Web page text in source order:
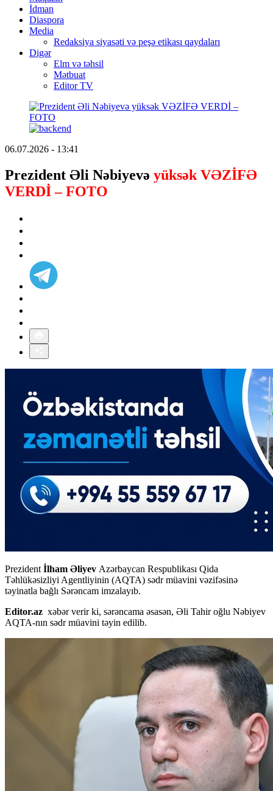
İdman
Diaspora
Media
Redaksiya siyasəti və peşə etikası qaydaları
Digər
Elm və təhsil
Mətbuat
Editor TV
06.07.2026 - 13:41
Prezident Əli Nəbiyevə yüksək VƏZİFƏ
VERDİ – FOTO
Prezident İlham Əliyev Azərbaycan Respublikası Qida
Təhlükəsizliyi Agentliyinin (AQTA) sədr müavini vəzifəsinə
təyinatla bağlı Sərəncam imzalayıb.
Editor.az xəbər verir ki, sərəncama əsasən, Əli Tahir oğlu Nəbiyev
AQTA-nın sədr müavini təyin edilib.